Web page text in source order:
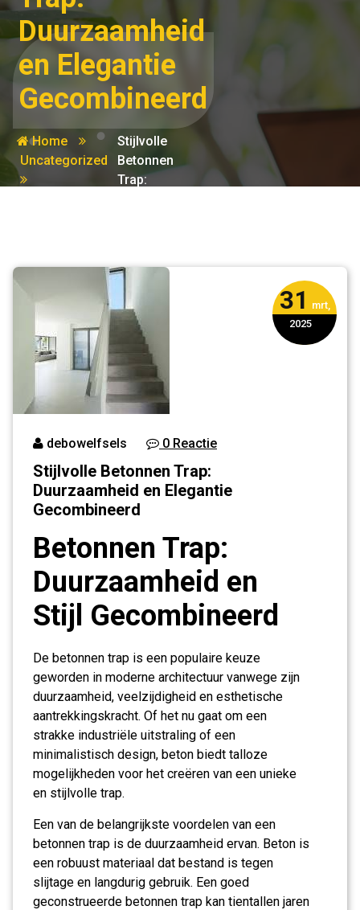
Duurzaamheid
en Elegantie
Gecombineerd
Home
Uncategorized
Stijlvolle
Betonnen
Trap:
31
mrt,
2025
debowelfsels 0 Reactie
Stijlvolle Betonnen Trap:
Duurzaamheid en Elegantie
Gecombineerd
Betonnen Trap:
Duurzaamheid en
Stijl Gecombineerd
De betonnen trap is een populaire keuze
geworden in moderne architectuur vanwege zijn
duurzaamheid, veelzijdigheid en esthetische
aantrekkingskracht. Of het nu gaat om een
strakke industriële uitstraling of een
minimalistisch design, beton biedt talloze
mogelijkheden voor het creëren van een unieke
en stijlvolle trap.
Een van de belangrijkste voordelen van een
betonnen trap is de duurzaamheid ervan. Beton is
een robuust materiaal dat bestand is tegen
slijtage en langdurig gebruik. Een goed
geconstrueerde betonnen trap kan tientallen jaren